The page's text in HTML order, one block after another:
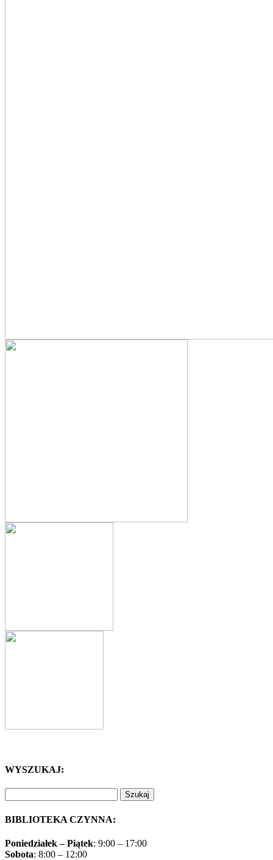
WYSZUKAJ:
BIBLIOTEKA CZYNNA:
Poniedziałek – Piątek: 9:00 – 17:00
Sobota: 8:00 – 12:00